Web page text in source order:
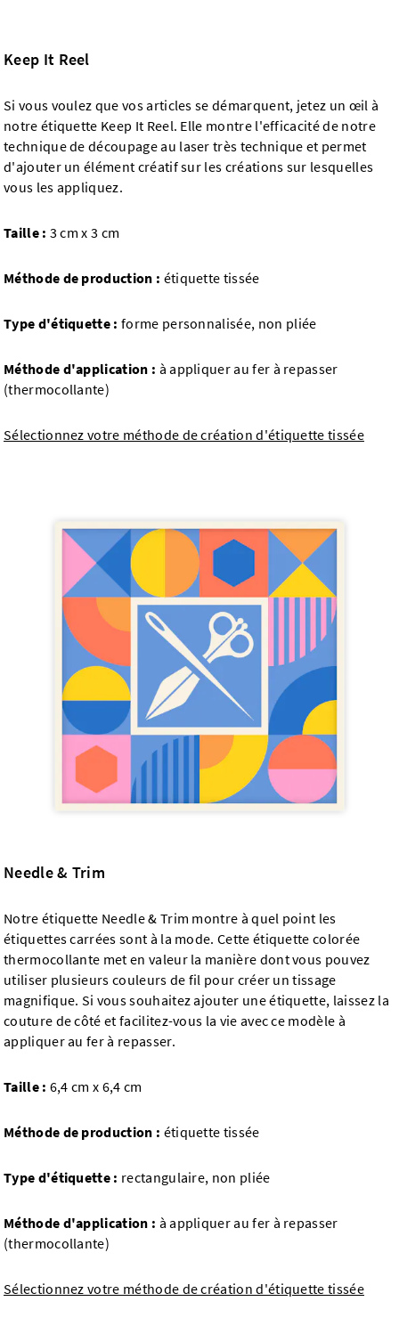
Keep It Reel
Si vous voulez que vos articles se démarquent, jetez un œil à
notre étiquette Keep It Reel. Elle montre l'efficacité de notre
technique de découpage au laser très technique et permet
d'ajouter un élément créatif sur les créations sur lesquelles
vous les appliquez.
Taille : 3 cm x 3 cm
Méthode de production : étiquette tissée
Type d'étiquette : forme personnalisée, non pliée
Méthode d'application : à appliquer au fer à repasser
(thermocollante)
Sélectionnez votre méthode de création d'étiquette tissée
Needle & Trim
Notre étiquette Needle & Trim montre à quel point les
étiquettes carrées sont à la mode. Cette étiquette colorée
thermocollante met en valeur la manière dont vous pouvez
utiliser plusieurs couleurs de fil pour créer un tissage
magnifique. Si vous souhaitez ajouter une étiquette, laissez la
couture de côté et facilitez-vous la vie avec ce modèle à
appliquer au fer à repasser.
Taille : 6,4 cm x 6,4 cm
Méthode de production : étiquette tissée
Type d'étiquette : rectangulaire, non pliée
Méthode d'application : à appliquer au fer à repasser
(thermocollante)
Sélectionnez votre méthode de création d'étiquette tissée